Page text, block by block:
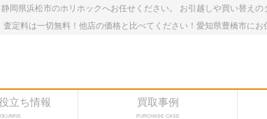
岡県浜松市のホリホックへお任せください。 お引越しや買い替え
定料は一切無料！他店の価格と比べてください！愛知県豊橋市にお
立ち情報 買取事例
PURCHASE CASE